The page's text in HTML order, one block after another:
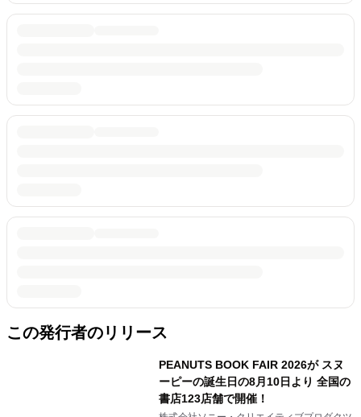
この発行者のリリース
PEANUTS BOOK FAIR 2026が スヌ
ーピーの誕生日の8月10日より 全国の
書店123店舗で開催！